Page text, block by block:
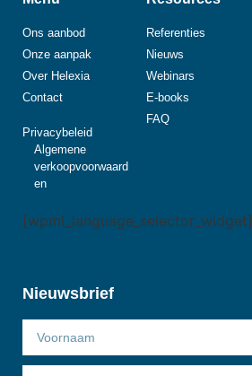
Ons aanbod
Onze aanpak
Over Helexia
Contact
Privacybeleid
Algemene
verkoopvoorwaard
en
[wpml_language_selector_widget]
Referenties
Nieuws
Webinars
E-books
FAQ
Nieuwsbrief